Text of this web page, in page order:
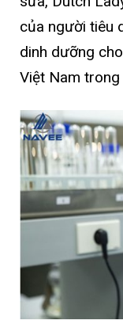
của người tiêu
dinh dưỡng
Việt Nam